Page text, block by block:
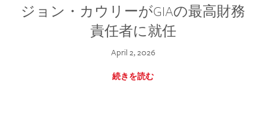
ジョン・カウリーがGIAの最高財務
責任者に就任
April 2, 2026
続きを読む